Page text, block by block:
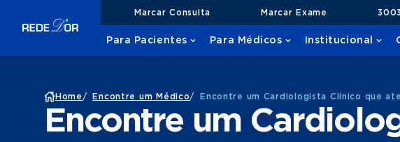
Marcar Consulta Marcar Exame
Para Pacientes Para Médicos Institucional
Home / Encontre um Médico/ Encontre um Cardiologista Clínico que
Encontre um